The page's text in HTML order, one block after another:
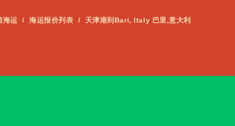
海运 海运报价列表 天津港到Bari, Italy 巴里,意大利